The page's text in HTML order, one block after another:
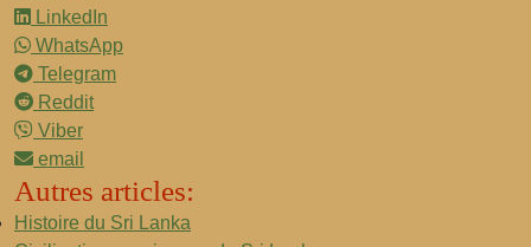
LinkedIn
WhatsApp
Telegram
Reddit
Viber
email
Autres articles:
Histoire du Sri Lanka